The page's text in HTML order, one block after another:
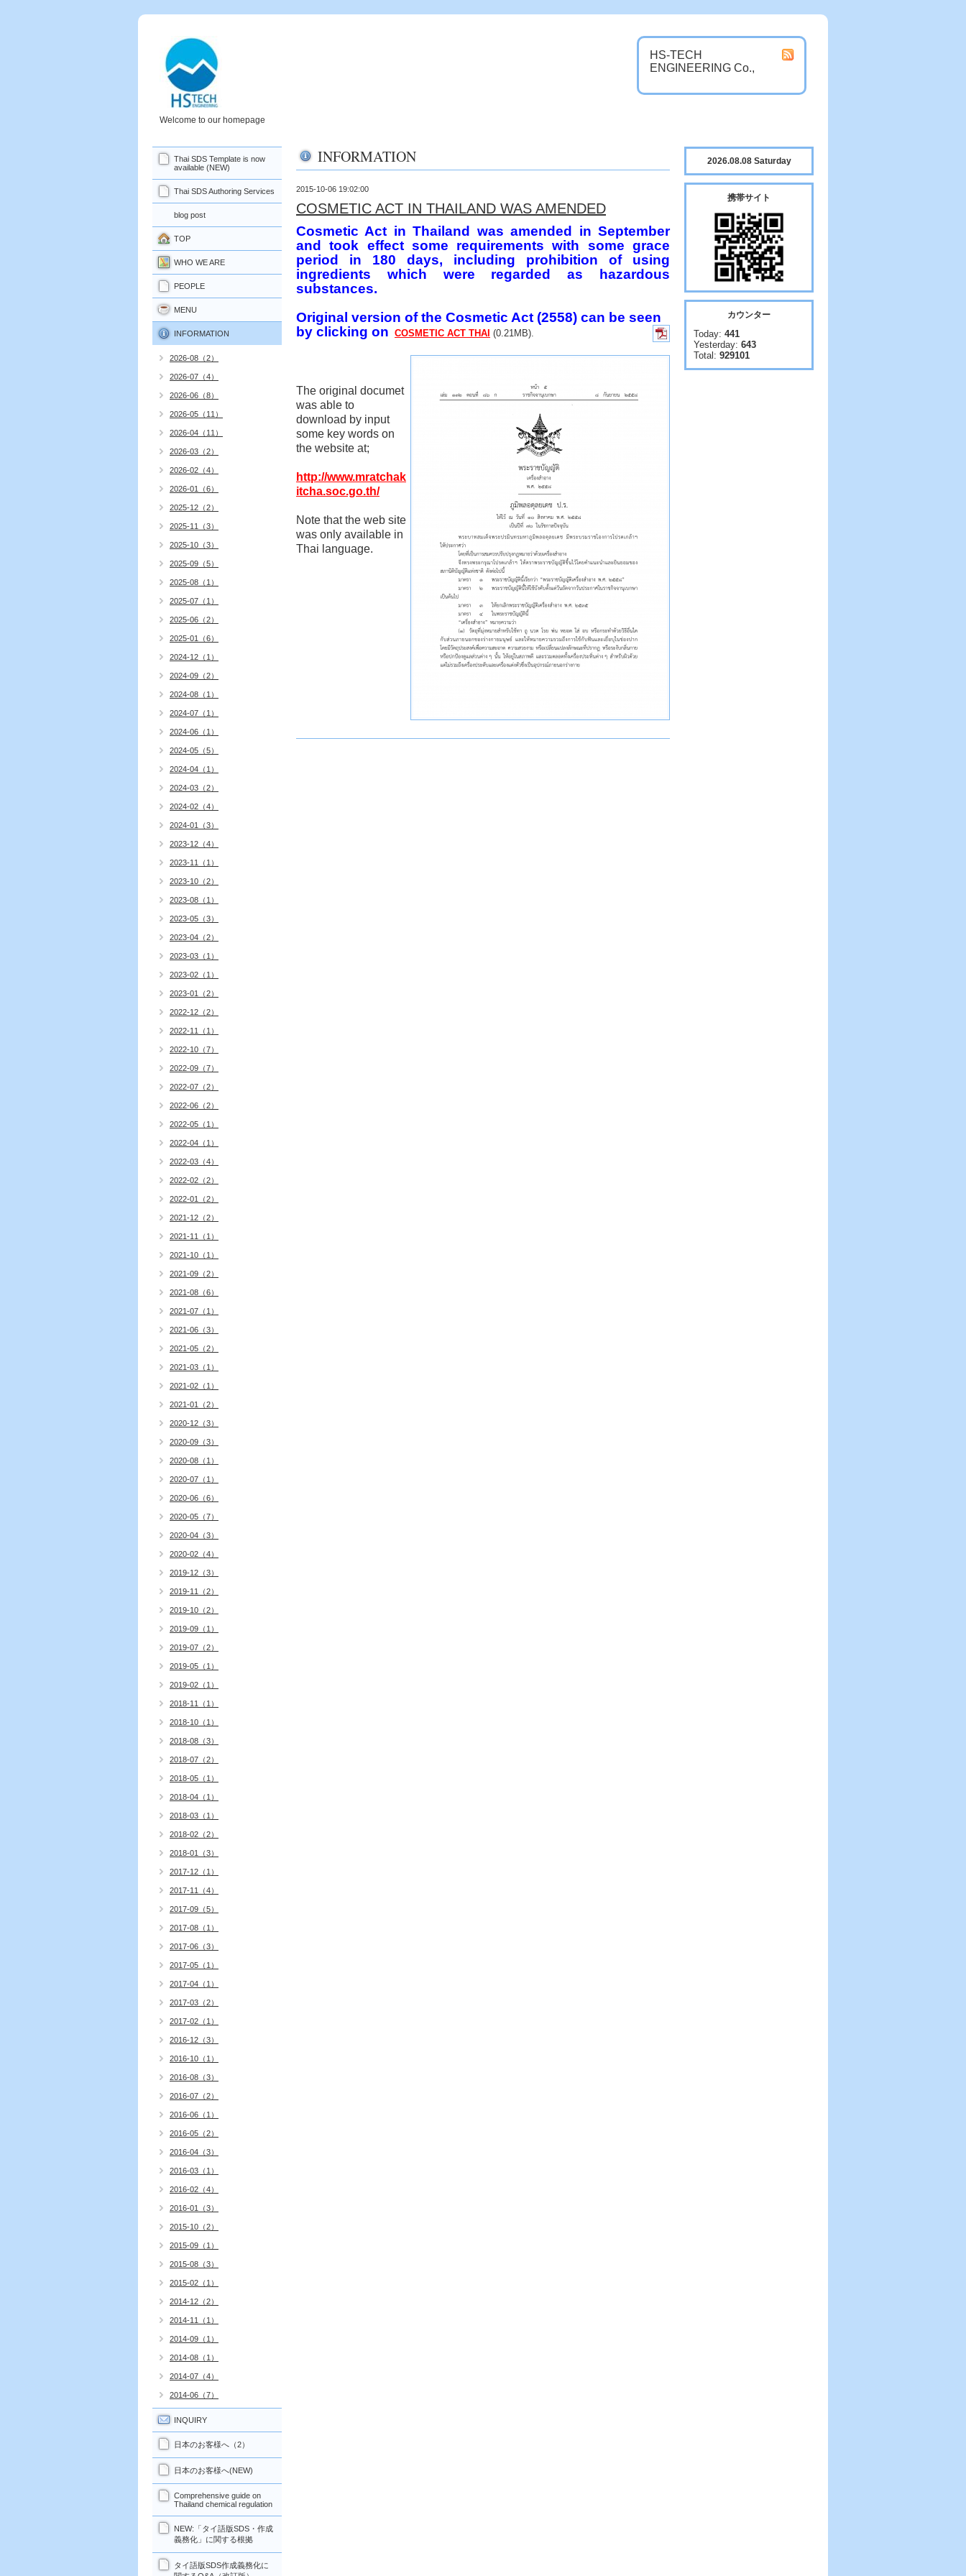
HS-TECH
ENGINEERING Co.,
Welcome to our homepage
INFORMATION
2015-10-06 19:02:00
COSMETIC ACT IN THAILAND WAS AMENDED
Cosmetic Act in Thailand was amended in September
and took effect some requirements with some grace
period in 180 days, including prohibition of using
ingredients which were regarded as hazardous
substances.
Original version of the Cosmetic Act (2558) can be seen
by clicking on COSMETIC ACT THAI (0.21MB).
The original documet
was able to
download by input
some key words on
the website at;
http://www.mratchak
itcha.soc.go.th/
Note that the web site
was only available in
Thai language.
Thai SDS Template is now
available (NEW)
Thai SDS Authoring Services
blog post
TOP
WHO WE ARE
PEOPLE
MENU
INFORMATION
2026-08（2）
2026-07（4）
2026-06（8）
2026-05（11）
2026-04（11）
2026-03（2）
2026-02（4）
2026-01（6）
2025-12（2）
2025-11（3）
2025-10（3）
2025-09（5）
2025-08（1）
2025-07（1）
2025-06（2）
2025-01（6）
2024-12（1）
2024-09（2）
2024-08（1）
2024-07（1）
2024-06（1）
2024-05（5）
2024-04（1）
2024-03（2）
2024-02（4）
2024-01（3）
2023-12（4）
2023-11（1）
2023-10（2）
2023-08（1）
2023-05（3）
2023-04（2）
2023-03（1）
2023-02（1）
2023-01（2）
2022-12（2）
2022-11（1）
2022-10（7）
2022-09（7）
2022-07（2）
2022-06（2）
2022-05（1）
2022-04（1）
2022-03（4）
2022-02（2）
2022-01（2）
2021-12（2）
2021-11（1）
2021-10（1）
2021-09（2）
2021-08（6）
2021-07（1）
2021-06（3）
2021-05（2）
2021-03（1）
2021-02（1）
2021-01（2）
2020-12（3）
2020-09（3）
2020-08（1）
2020-07（1）
2020-06（6）
2020-05（7）
2020-04（3）
2020-02（4）
2019-12（3）
2019-11（2）
2019-10（2）
2019-09（1）
2019-07（2）
2019-05（1）
2019-02（1）
2018-11（1）
2018-10（1）
2018-08（3）
2018-07（2）
2018-05（1）
2018-04（1）
2018-03（1）
2018-02（2）
2018-01（3）
2017-12（1）
2017-11（4）
2017-09（5）
2017-08（1）
2017-06（3）
2017-05（1）
2017-04（1）
2017-03（2）
2017-02（1）
2016-12（3）
2016-10（1）
2016-08（3）
2016-07（2）
2016-06（1）
2016-05（2）
2016-04（3）
2016-03（1）
2016-02（4）
2016-01（3）
2015-10（2）
2015-09（1）
2015-08（3）
2015-02（1）
2014-12（2）
2014-11（1）
2014-09（1）
2014-08（1）
2014-07（4）
2014-06（7）
INQUIRY
日本のお客様へ（2）
日本のお客様へ(NEW)
Comprehensive guide on
Thailand chemical regulation
NEW:「タイ語版SDS・作成
義務化」に関する根拠
タイ語版SDS作成義務化に
2026.08.08 Saturday
携帯サイト
カウンター
Today: 441
Yesterday: 643
Total: 929101